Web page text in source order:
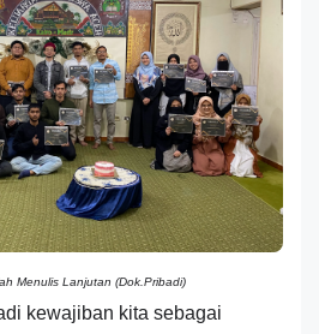
Menulis Lanjutan (Dok.Pribadi)
kewajiban kita sebagai